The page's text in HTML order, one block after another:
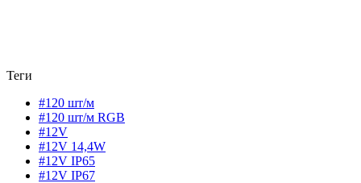
Теги
#120 шт/м
#120 шт/м RGB
#12V
#12V 14,4W
#12V IP65
#12V IP67